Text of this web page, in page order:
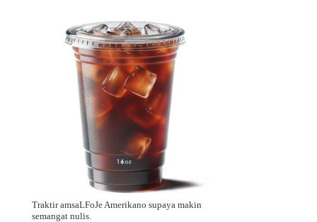
Traktir amsaLFoJe Amerikano supaya makin
semangat nulis.